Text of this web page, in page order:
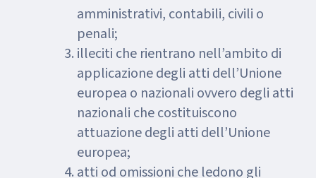
amministrativi, contabili, civili o
penali;
illeciti che rientrano nell’ambito di
applicazione degli atti dell’Unione
europea o nazionali ovvero degli atti
nazionali che costituiscono
attuazione degli atti dell’Unione
europea;
atti od omissioni che ledono gli